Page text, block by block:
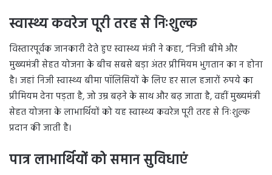
स्वास्थ्य कवरेज पूरी तरह से निःशुल्क
विस्तारपूर्वक जानकारी देते हुए स्वास्थ्य मंत्री ने कहा, “निजी बीमे और
मुख्यमंत्री सेहत योजना के बीच सबसे बड़ा अंतर प्रीमियम भुगतान का न होना
है। जहां निजी स्वास्थ्य बीमा पॉलिसियों के लिए हर साल हजारों रुपये का
प्रीमियम देना पड़ता है, जो उम्र बढ़ने के साथ और बढ़ जाता है, वहीं मुख्यमंत्री
सेहत योजना के लाभार्थियों को यह स्वास्थ्य कवरेज पूरी तरह से निःशुल्क
प्रदान की जाती है।
पात्र लाभार्थियों को समान सुविधाएं